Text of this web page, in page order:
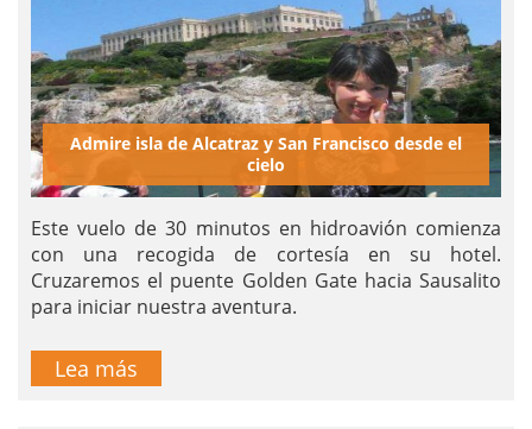
Admire isla de Alcatraz y San Francisco desde el
cielo
Este vuelo de 30 minutos en hidroavión comienza
con una recogida de cortesía en su hotel.
Cruzaremos el puente Golden Gate hacia Sausalito
para iniciar nuestra aventura.
Lea más